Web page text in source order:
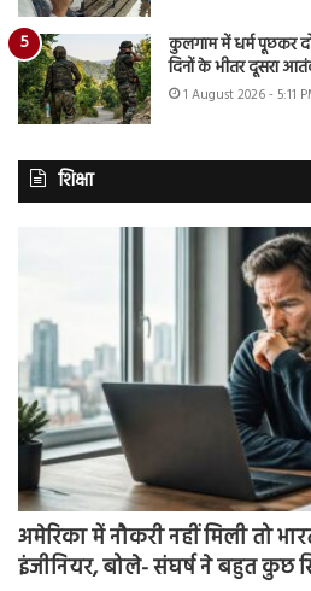
कुलगाम में धर्म पूछकर
दिनों के भीतर दूसरा
1 August 2026 - 5:11
शिक्षा
अमेरिका में नौकरी नहीं मिली तो
इंजीनियर, बोले- संघर्ष ने बहुत कुछ